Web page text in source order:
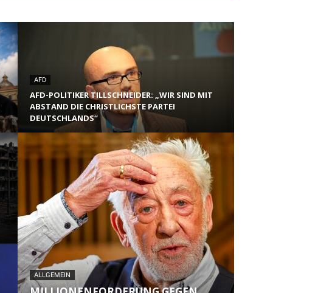
AFD
AFD-POLITIKER TILLSCHNEIDER: „WIR SIND MIT
ABSTAND DIE CHRISTLICHSTE PARTEI
DEUTSCHLANDS“
ALLGEMEIN